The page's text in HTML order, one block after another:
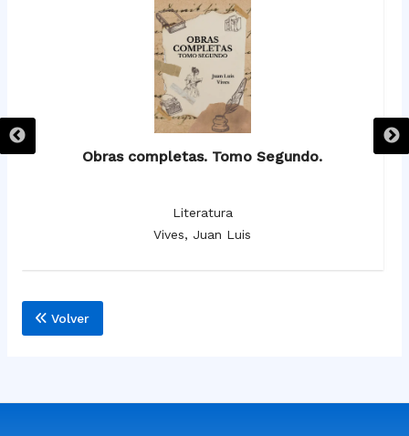
Obras completas. Tomo Segundo.
Literatura
Vives, Juan Luis
Volver